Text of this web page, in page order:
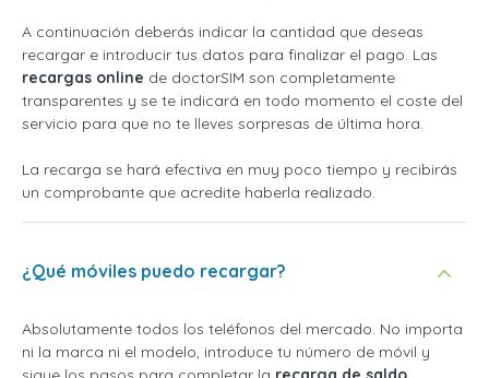
A continuación deberás indicar la cantidad que deseas
recargar e introducir tus datos para finalizar el pago. Las
recargas online de doctorSIM son completamente
transparentes y se te indicará en todo momento el coste del
servicio para que no te lleves sorpresas de última hora.
La recarga se hará efectiva en muy poco tiempo y recibirás
un comprobante que acredite haberla realizado.
¿Qué móviles puedo recargar?
Absolutamente todos los teléfonos del mercado. No importa
ni la marca ni el modelo, introduce tu número de móvil y